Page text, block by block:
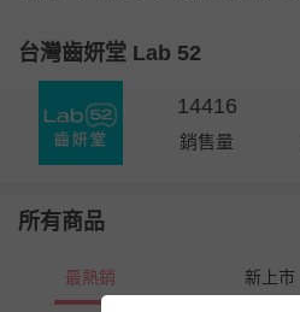
台灣齒妍堂 Lab 52
14416
銷售量
所有商品
最熱銷 新上市